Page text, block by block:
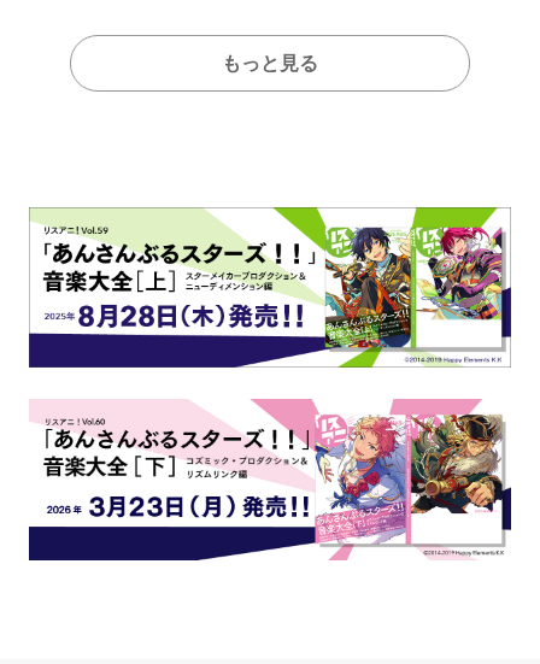
もっと見る